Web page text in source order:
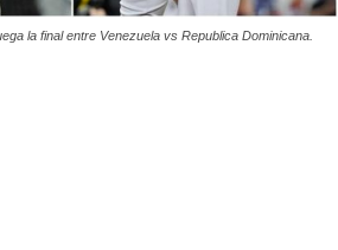
la final entre Venezuela vs Republica Dominicana.